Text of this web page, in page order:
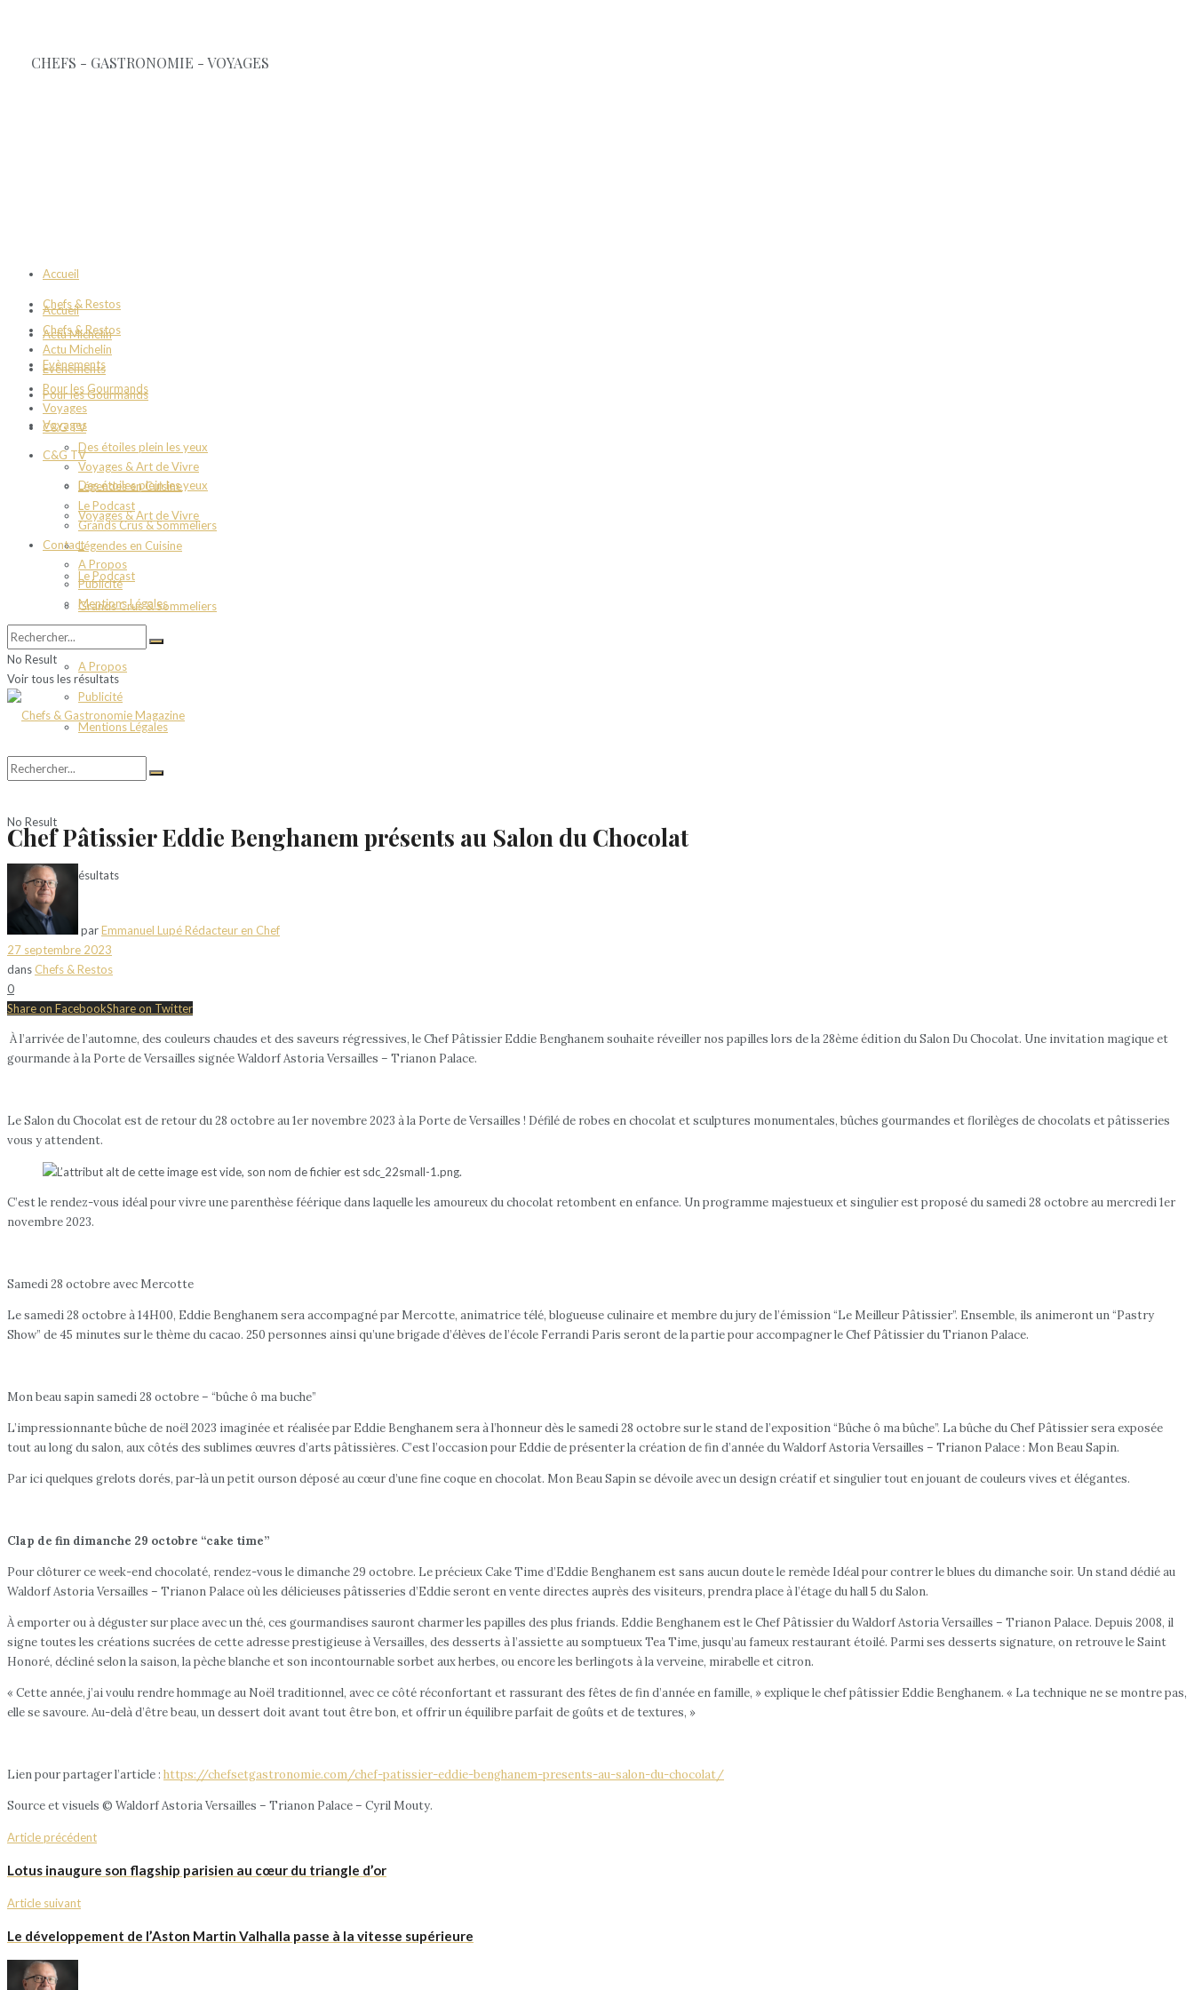
Accueil
Chefs & Restos
Actu Michelin
Evènements
Pour les Gourmands
Voyages
C&G TV
Des étoiles plein les yeux
Voyages & Art de Vivre
Légendes en Cuisine
Le Podcast
Grands Crus & Sommeliers
Contact
A Propos
Publicité
Mentions Légales
Accueil
Chefs & Restos
Actu Michelin
Evènements
Pour les Gourmands
Voyages
C&G TV
Des étoiles plein les yeux
Voyages & Art de Vivre
Légendes en Cuisine
Le Podcast
Grands Crus & Sommeliers
Contact
A Propos
Publicité
Mentions Légales
No Result
Voir tous les résultats
No Result
Voir tous les résultats
Chef Pâtissier Eddie Benghanem présents au Salon du Chocolat
parEmmanuel Lupé Rédacteur en Chef
27 septembre 2023
dans Chefs & Restos
0
Share on FacebookShare on Twitter
À l’arrivée de l’automne, des couleurs chaudes et des saveurs régressives, le Chef Pâtissier Eddie Benghanem souhaite réveiller nos papilles lors de la 28ème édition du Salon Du Chocolat. Une invitation magique et
gourmande à la Porte de Versailles signée Waldorf Astoria Versailles – Trianon Palace.
Le Salon du Chocolat est de retour du 28 octobre au 1er novembre 2023 à la Porte de Versailles ! Défilé de robes en chocolat et sculptures monumentales, bûches gourmandes et florilèges de chocolats et pâtisseries
vous y attendent.
C’est le rendez-vous idéal pour vivre une parenthèse féérique dans laquelle les amoureux du chocolat retombent en enfance. Un programme majestueux et singulier est proposé du samedi 28 octobre au mercredi 1er
novembre 2023.
Samedi 28 octobre avec Mercotte
Le samedi 28 octobre à 14H00, Eddie Benghanem sera accompagné par Mercotte, animatrice télé, blogueuse culinaire et membre du jury de l’émission “Le Meilleur Pâtissier”. Ensemble, ils animeront un “Pastry
Show” de 45 minutes sur le thème du cacao. 250 personnes ainsi qu’une brigade d’élèves de l’école Ferrandi Paris seront de la partie pour accompagner le Chef Pâtissier du Trianon Palace.
Mon beau sapin samedi 28 octobre – “bûche ô ma buche”
L’impressionnante bûche de noël 2023 imaginée et réalisée par Eddie Benghanem sera à l’honneur dès le samedi 28 octobre sur le stand de l’exposition “Bûche ô ma bûche”. La bûche du Chef Pâtissier sera exposée
tout au long du salon, aux côtés des sublimes œuvres d’arts pâtissières. C’est l’occasion pour Eddie de présenter la création de fin d’année du Waldorf Astoria Versailles – Trianon Palace : Mon Beau Sapin.
Par ici quelques grelots dorés, par-là un petit ourson déposé au cœur d’une fine coque en chocolat. Mon Beau Sapin se dévoile avec un design créatif et singulier tout en jouant de couleurs vives et élégantes.
Clap de fin dimanche 29 octobre “cake time”
Pour clôturer ce week-end chocolaté, rendez-vous le dimanche 29 octobre. Le précieux Cake Time d’Eddie Benghanem est sans aucun doute le remède Idéal pour contrer le blues du dimanche soir. Un stand dédié au
Waldorf Astoria Versailles – Trianon Palace où les délicieuses pâtisseries d’Eddie seront en vente directes auprès des visiteurs, prendra place à l’étage du hall 5 du Salon.
À emporter ou à déguster sur place avec un thé, ces gourmandises sauront charmer les papilles des plus friands. Eddie Benghanem est le Chef Pâtissier du Waldorf Astoria Versailles – Trianon Palace. Depuis 2008, il
signe toutes les créations sucrées de cette adresse prestigieuse à Versailles, des desserts à l’assiette au somptueux Tea Time, jusqu’au fameux restaurant étoilé. Parmi ses desserts signature, on retrouve le Saint
Honoré, décliné selon la saison, la pèche blanche et son incontournable sorbet aux herbes, ou encore les berlingots à la verveine, mirabelle et citron.
« Cette année, j’ai voulu rendre hommage au Noël traditionnel, avec ce côté réconfortant et rassurant des fêtes de fin d’année en famille, » explique le chef pâtissier Eddie Benghanem. « La technique ne se montre pas,
elle se savoure. Au-delà d’être beau, un dessert doit avant tout être bon, et offrir un équilibre parfait de goûts et de textures, »
Lien pour partager l’article : https://chefsetgastronomie.com/chef-patissier-eddie-benghanem-presents-au-salon-du-chocolat/
Source et visuels © Waldorf Astoria Versailles – Trianon Palace – Cyril Mouty.
Article précédent
Lotus inaugure son flagship parisien au cœur du triangle d’or
Article suivant
Le développement de l’Aston Martin Valhalla passe à la vitesse supérieure